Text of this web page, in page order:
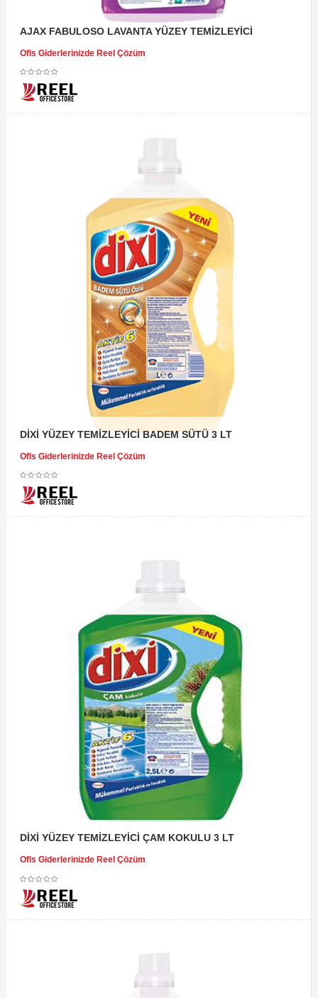
AJAX FABULOSO LAVANTA YÜZEY TEMİZLEYİCİ
Ofis Giderlerinizde Reel Çözüm
DİXİ YÜZEY TEMİZLEYİCİ BADEM SÜTÜ 3 LT
Ofis Giderlerinizde Reel Çözüm
DİXİ YÜZEY TEMİZLEYİCİ ÇAM KOKULU 3 LT
Ofis Giderlerinizde Reel Çözüm